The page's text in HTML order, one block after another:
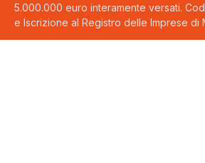
5.000.000 euro interamente versati.
e Iscrizione al Registro delle Imprese di